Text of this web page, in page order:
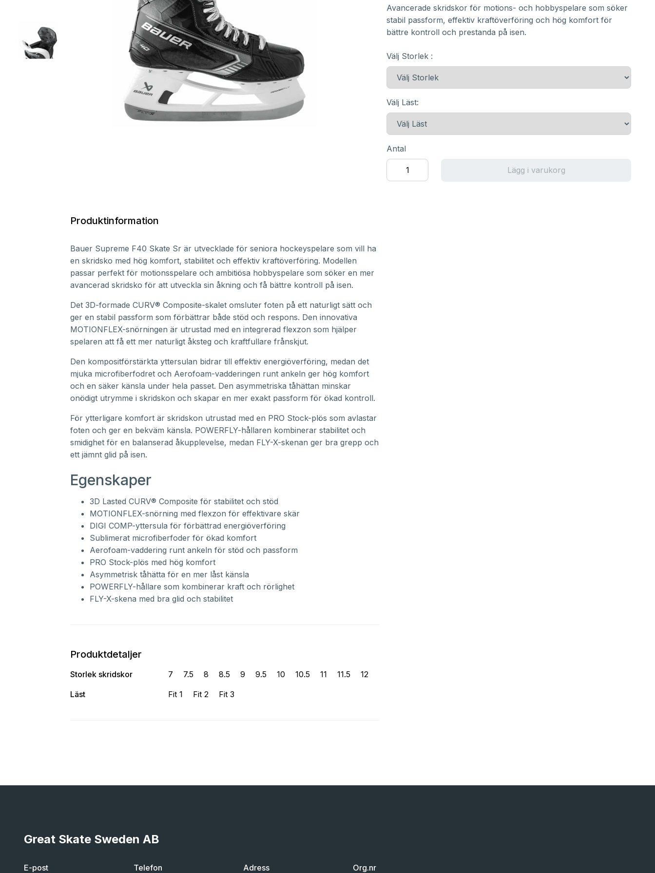
Produktinformation
Bauer Supreme F40 Skate Sr är utvecklade för seniora hockeyspelare som vill ha
en skridsko med hög komfort, stabilitet och effektiv kraftöverföring. Modellen
passar perfekt för motionsspelare och ambitiösa hobbyspelare som söker en mer
avancerad skridsko för att utveckla sin åkning och få bättre kontroll på isen.
Det 3D-formade CURV® Composite-skalet omsluter foten på ett naturligt sätt och
ger en stabil passform som förbättrar både stöd och respons. Den innovativa
MOTIONFLEX-snörningen är utrustad med en integrerad flexzon som hjälper
spelaren att få ett mer naturligt åksteg och kraftfullare frånskjut.
Den kompositförstärkta yttersulan bidrar till effektiv energiöverföring, medan det
mjuka microfiberfodret och Aerofoam-vadderingen runt ankeln ger hög komfort
och en säker känsla under hela passet. Den asymmetriska tåhättan minskar
onödigt utrymme i skridskon och skapar en mer exakt passform för ökad kontroll.
För ytterligare komfort är skridskon utrustad med en PRO Stock-plös som avlastar
foten och ger en bekväm känsla. POWERFLY-hållaren kombinerar stabilitet och
smidighet för en balanserad åkupplevelse, medan FLY-X-skenan ger bra grepp och
ett jämnt glid på isen.
Egenskaper
3D Lasted CURV® Composite för stabilitet och stöd
MOTIONFLEX-snörning med flexzon för effektivare skär
DIGI COMP-yttersula för förbättrad energiöverföring
Sublimerat microfiberfoder för ökad komfort
Aerofoam-vaddering runt ankeln för stöd och passform
PRO Stock-plös med hög komfort
Asymmetrisk tåhätta för en mer låst känsla
POWERFLY-hållare som kombinerar kraft och rörlighet
FLY-X-skena med bra glid och stabilitet
Produktdetaljer
Storlek skridskor 7 7.5 8 8.5 9 9.5 10 10.5 11 11.5 12
Läst Fit 1 Fit 2 Fit 3
Avancerade skridskor för motions- och hobbyspelare som söker
stabil passform, effektiv kraftöverföring och hög komfort för
bättre kontroll och prestanda på isen.
Välj Storlek :
Välj Läst:
Antal
Lägg i varukorg
Great Skate Sweden AB
E-post Telefon Adress Org.nr